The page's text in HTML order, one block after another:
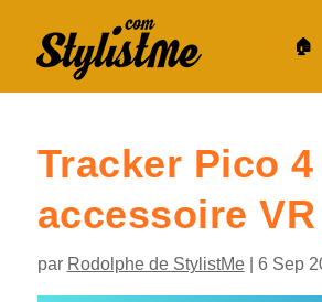
🏠︎
Tracker Pico
accessoire
par Rodolphe de StylistMe| 6 Sep